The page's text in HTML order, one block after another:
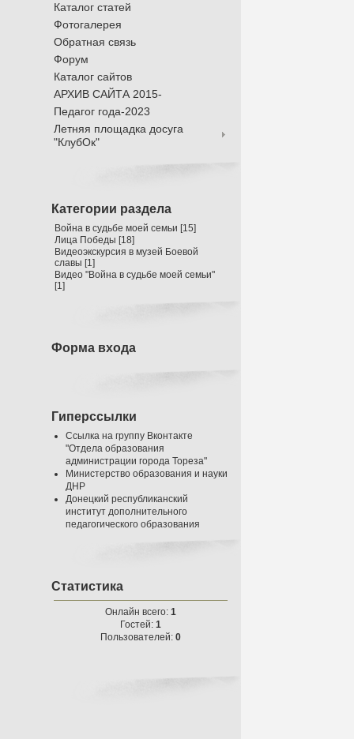
Каталог статей
Фотогалерея
Обратная связь
Форум
Каталог сайтов
АРХИВ САЙТА 2015-
Педагог года-2023
Летняя площадка досуга
"КлубОк"
Категории раздела
Война в судьбе моей семьи [15]
Лица Победы [18]
Видеоэкскурсия в музей Боевой
славы [1]
Видео "Война в судьбе моей семьи"
[1]
Форма входа
Гиперссылки
Ссылка на группу Вконтакте
"Отдела образования
администрации города Тореза"
Министерство образования и науки
ДНР
Донецкий республиканский
институт дополнительного
педагогического образования
Статистика
Онлайн всего: 1
Гостей: 1
Пользователей: 0